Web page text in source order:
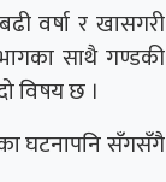
वर्षा र खासगरी
भागका साथै गण्डकी
विषय छ ।
घटनापनि सँगसँगै